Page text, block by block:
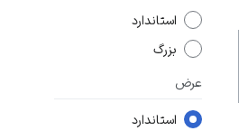
استاندارد
بزرگ
عرض
استاندارد